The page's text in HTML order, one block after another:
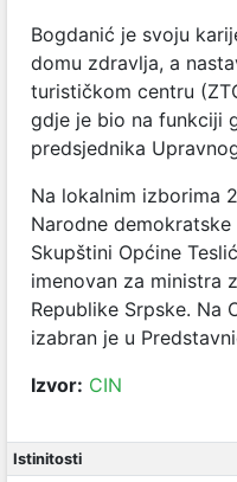
Bogdanić je svoju
domu zdravlja, a
turističkom centru
gdje je bio na funkciji
predsjednika
Na lokalnim izborima
Narodne
Skupštini Općine
imenovan za ministra
Republike Srpske. Na
izabran je u
Izvor: CIN
Istinitosti